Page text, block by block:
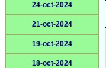
24-oct-2024
21-oct-2024
19-oct-2024
18-oct-2024